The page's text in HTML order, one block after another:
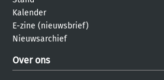
Kalender
E-zine (nieuwsbrief)
Nieuwsarchief
Over ons